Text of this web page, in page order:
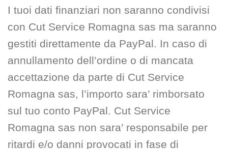
I tuoi dati finanziari non saranno condivisi
con Cut Service Romagna sas ma saranno
gestiti direttamente da PayPal. In caso di
annullamento dell’ordine o di mancata
accettazione da parte di Cut Service
Romagna sas, l’importo sara’ rimborsato
sul tuo conto PayPal. Cut Service
Romagna sas non sara’ responsabile per
ritardi e/o danni provocati in fase di